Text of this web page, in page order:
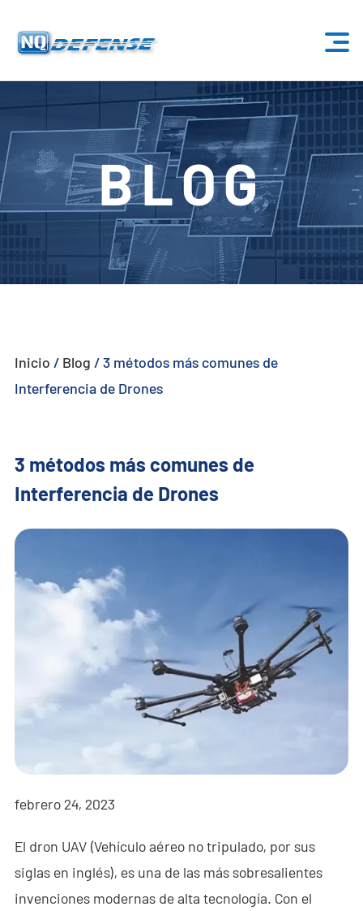
Productos
- Sistema Anti-Dron
- - Sistema Anti-Dron Estacionario
- - - ND-BU001 Sistema Estándar Anti-Dron
- - - ND-BU002 Sistema Anti-Dron de Gama Alta
- - - ND-BU004 Sistema Anti-Dron de Seguridad de Base
- - - ND-BU005 Sistema Anti-Dron Pasivo Avanzado
- - - ND-BU008 Sistema Integrado Anti-Dron de Alta Gama
- - - ND-BD004 Jammer Portátil Anti-Dron
- - - ND-BD005 Sistema Portátil Anti-Dron de Alta Gama
- - - ND-BD006 Sistema Anti-Dron de Mochila de Alta Gama
- - Radar Anti-Dron
- - - ND-BR014 Radar de Detección de Drones
- - - ND-BR022 Radar de Detección de Drones
- - Jammer Anti-Dron
- - - ND-BD002 Jammer Direccional Anti-Dron
BLOG
Inicio / Blog /3 métodos más comunes de
Interferencia de Drones
3 métodos más comunes de
Interferencia de Drones
febrero 24, 2023
El dron UAV (Vehículo aéreo no tripulado, por sus
siglas en inglés), es una de las más sobresalientes
invenciones modernas de alta tecnología. Con el